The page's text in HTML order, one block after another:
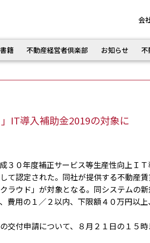
会
籍 不動産経営者倶楽部 お知らせ 不
IT導入補助金2019の対象に
３０年度補正サービス等生産性向上ＩＴ
て認定された。同社が提供する不動産
ラウド」が対象となる。同システムの
費用の１／２以内、下限額４０万円以
交付申請について、８月２１日の１５時